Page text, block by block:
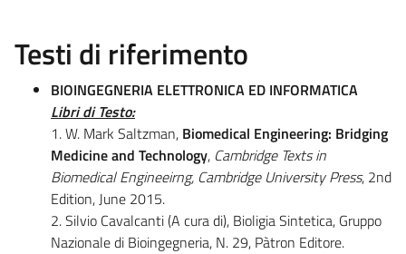
Testi di riferimento
BIOINGEGNERIA ELETTRONICA ED INFORMATICA
Libri di Testo:
1. W. Mark Saltzman, Biomedical Engineering: Bridging
Medicine and Technology, Cambridge Texts in
Biomedical Engineeirng, Cambridge University Press, 2nd
Edition, June 2015.
2. Silvio Cavalcanti (A cura di), Bioligia Sintetica, Gruppo
Nazionale di Bioingegneria, N. 29, Pàtron Editore.